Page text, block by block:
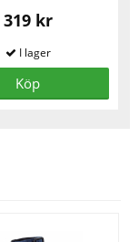
319 kr
Köp